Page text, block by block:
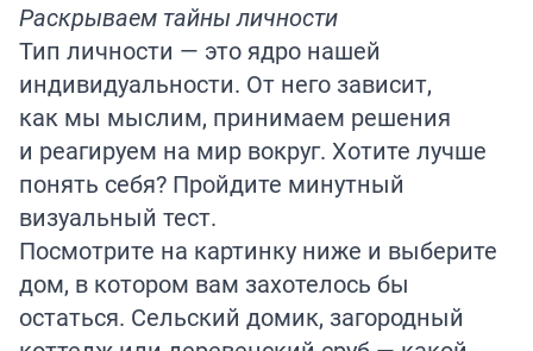
Раскрываем тайны личности
Тип личности — это ядро нашей
индивидуальности. От него зависит,
как мы мыслим, принимаем решения
и реагируем на мир вокруг. Хотите лучше
понять себя? Пройдите минутный
визуальный тест.
Посмотрите на картинку ниже и выберите
дом, в котором вам захотелось бы
остаться. Сельский домик, загородный